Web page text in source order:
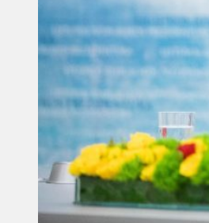
Здравоохранение
Экология
Происшествия
Приграничье
Деньги
Визиты
Выборы
Агроновости
Едим дома
Ищу семью
Духовное пространство
Спорт
Технологии
Энергетика